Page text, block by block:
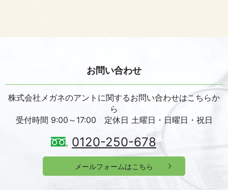
お問い合わせ
株式会社メガネのアントに関するお問い合わせはこちらか
ら
受付時間 9:00～17:00 定休日 土曜日・日曜日・祝日
0120-250-678
メールフォームはこちら